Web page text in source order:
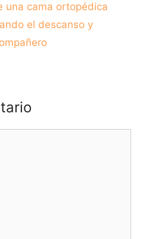
una cama ortopédica
el descanso y